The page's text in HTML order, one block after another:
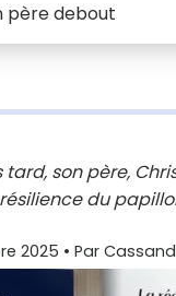
père debout
son père,
du
2025 • Par